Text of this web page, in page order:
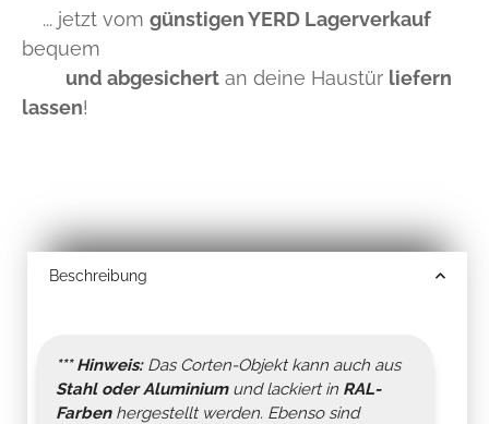
... jetzt vom günstigen YERD Lagerverkauf
bequem
und abgesichert an deine Haustür liefern
lassen!
Beschreibung
*** Hinweis:Das Corten-Objekt kann auch aus
Stahl oder Aluminiumund lackiert in RAL-
Farbenhergestellt werden. Ebenso sind